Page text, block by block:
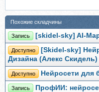
Похожие складчины
Запись [skidel-sky] AI-
Доступно
[Skidel-sky]
Дизайна (Алекс Скидель)
Доступно Нейросети для
Запись
ПрофИИ: